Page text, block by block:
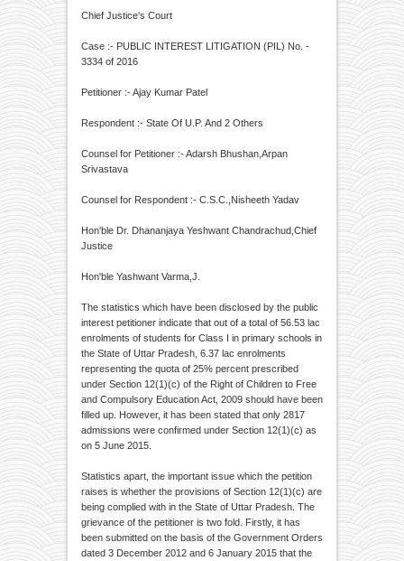
Chief Justice's Court
Case :- PUBLIC INTEREST LITIGATION (PIL) No. -
3334 of 2016
Petitioner :- Ajay Kumar Patel
Respondent :- State Of U.P. And 2 Others
Counsel for Petitioner :- Adarsh Bhushan,Arpan
Srivastava
Counsel for Respondent :- C.S.C.,Nisheeth Yadav
Hon'ble Dr. Dhananjaya Yeshwant Chandrachud,Chief
Justice
Hon'ble Yashwant Varma,J.
The statistics which have been disclosed by the public
interest petitioner indicate that out of a total of 56.53 lac
enrolments of students for Class I in primary schools in
the State of Uttar Pradesh, 6.37 lac enrolments
representing the quota of 25% percent prescribed
under Section 12(1)(c) of the Right of Children to Free
and Compulsory Education Act, 2009 should have been
filled up. However, it has been stated that only 2817
admissions were confirmed under Section 12(1)(c) as
on 5 June 2015.
Statistics apart, the important issue which the petition
raises is whether the provisions of Section 12(1)(c) are
being complied with in the State of Uttar Pradesh. The
grievance of the petitioner is two fold. Firstly, it has
been submitted on the basis of the Government Orders
dated 3 December 2012 and 6 January 2015 that the